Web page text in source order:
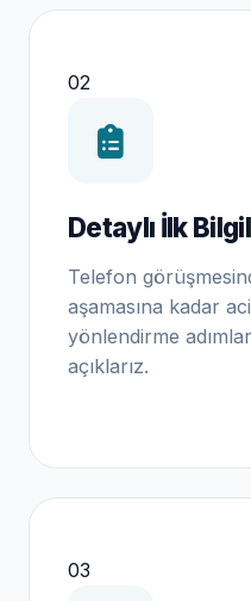
02
Detaylı İlk
Telefon
aşamasına kadar
yönlendirme
açıklarız.
03